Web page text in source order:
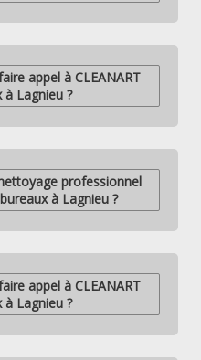
appel à CLEANART
Lagnieu ?
professionnel
à Lagnieu ?
appel à CLEANART
Lagnieu ?